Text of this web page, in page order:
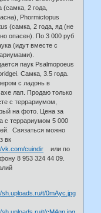
(самка, 2 года,
Phormictopus
(самка, 2 года, яд (не
опасен). По 3 000 руб
(идут вместе с
паук Psalmopoeus
Самка, 3.5 года.
с ладонь в
лап. Продаю только
с террариумом,
на фото. Цена за
с террариумом 5 000
Связаться можно
вк
vk.com/cuindir или по
8 953 324 44 09.